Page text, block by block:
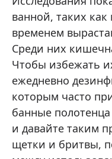
ванной, таких
временем
Среди них
Чтобы избежать
ежедневно
которым часто
банные
и давайте таким
щетки и бритвы,